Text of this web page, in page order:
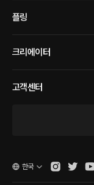
플링
크리에이터
고객센터
한국